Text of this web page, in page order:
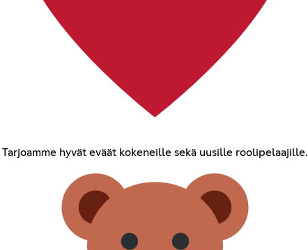
Tarjoamme hyvät eväät kokeneille sekä uusille roolipelaajille.